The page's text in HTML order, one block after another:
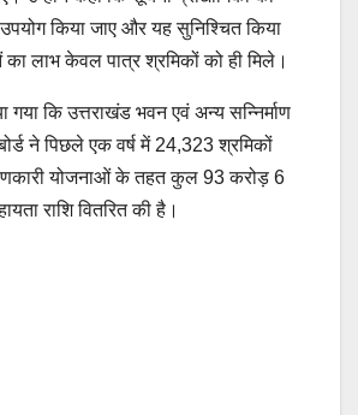
किया जाए और यह सुनिश्चित किया
लाभ केवल पात्र श्रमिकों को ही मिले।
गया कि उत्तराखंड भवन एवं अन्य सन्निर्माण
ने पिछले एक वर्ष में 24,323 श्रमिकों
योजनाओं के तहत कुल 93 करोड़ 6
राशि वितरित की है।